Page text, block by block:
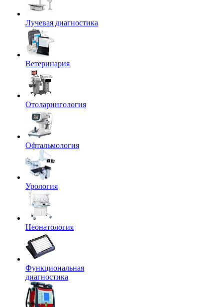
Лучевая диагностика
Ветеринария
Отоларингология
Офтальмология
Урология
Неонатология
Функциональная
диагностика